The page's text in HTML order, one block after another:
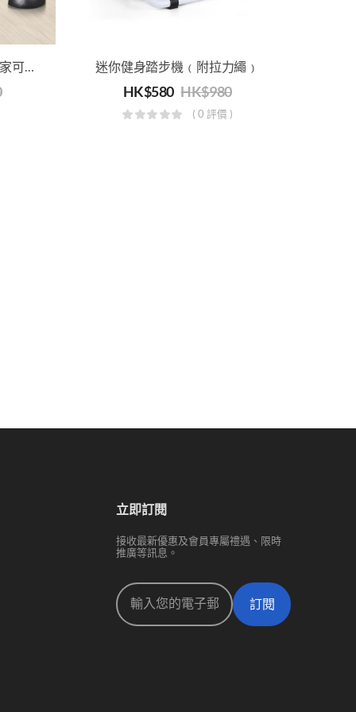
迷你健身踏步機﹙附拉力繩﹚
HK$580 HK$980
( 0 評價 )
立即訂閱
接收最新優惠及會員專屬禮遇、限時
推廣等訊息。
訂閱